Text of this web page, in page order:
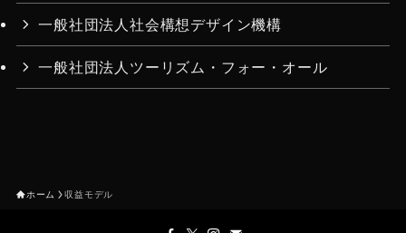
一般社団法人社会構想デザイン機構
一般社団法人ツーリズム・フォー・オール
ホーム 収益モデル